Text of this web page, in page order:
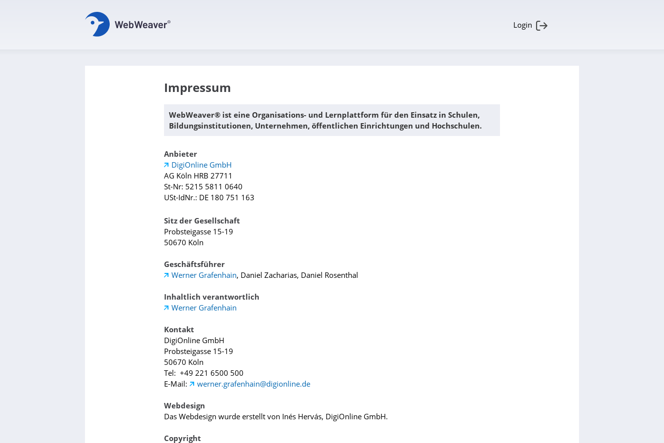
Login
Impressum
WebWeaver® ist eine Organisations- und Lernplattform für den Einsatz in Schulen,
Bildungsinstitutionen, Unternehmen, öffentlichen Einrichtungen und Hochschulen.
Anbieter
DigiOnline GmbH
AG Köln HRB 27711
St-Nr: 5215 5811 0640
USt-IdNr.: DE 180 751 163
Sitz der Gesellschaft
Probsteigasse 15-19
50670 Köln
Geschäftsführer
Werner Grafenhain, Daniel Zacharias, Daniel Rosenthal
Inhaltlich verantwortlich
Werner Grafenhain
Kontakt
DigiOnline GmbH
Probsteigasse 15-19
50670 Köln
Tel: +49 221 6500 500
E-Mail:
werner.grafenhain@digionline.de
Webdesign
Das Webdesign wurde erstellt von Inés Hervás, DigiOnline GmbH.
Copyright